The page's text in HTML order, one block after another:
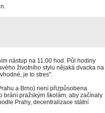
nástup na 11.00 hod. Půl hodiny
životního stylu nějaká dvacka na
je to stres".
a Brno) není přizpůsobena
brání pražským školám, aby začínaly
Prahy, decentralizace státní